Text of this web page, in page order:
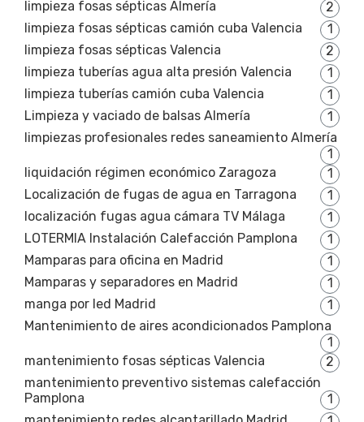
limpieza fosas sépticas Almería
2
limpieza fosas sépticas camión cuba Valencia
1
limpieza fosas sépticas Valencia
2
limpieza tuberías agua alta presión Valencia
1
limpieza tuberías camión cuba Valencia
1
Limpieza y vaciado de balsas Almería
1
limpiezas profesionales redes saneamiento Almería
1
liquidación régimen económico Zaragoza
1
Localización de fugas de agua en Tarragona
1
localización fugas agua cámara TV Málaga
1
LOTERMIA Instalación Calefacción Pamplona
1
Mamparas para oficina en Madrid
1
Mamparas y separadores en Madrid
1
manga por led Madrid
1
Mantenimiento de aires acondicionados Pamplona
1
mantenimiento fosas sépticas Valencia
2
mantenimiento preventivo sistemas calefacción
Pamplona
1